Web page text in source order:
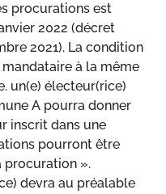
procurations est
2022 (décret
2021). La condition
à la même
un(e) électeur(rice)
A pourra donner
inscrit dans une
pourront être
».
devra au préalable